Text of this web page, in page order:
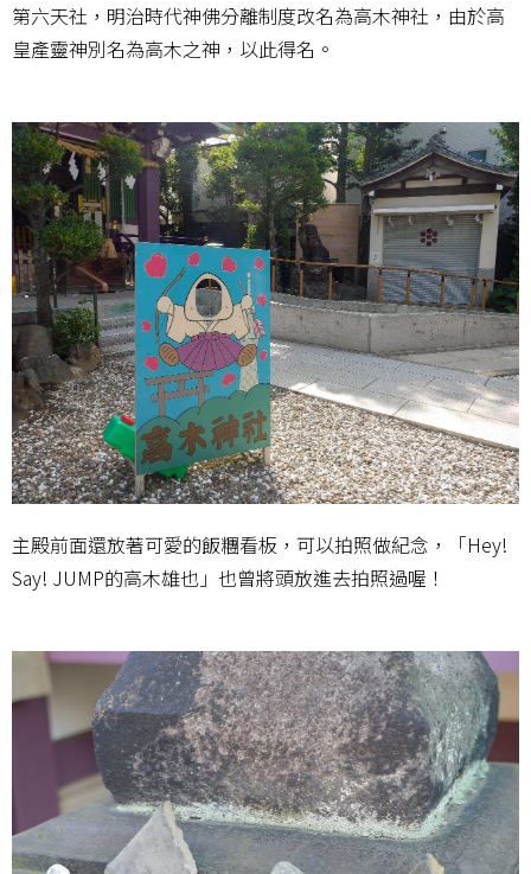
第六天社，明治時代神佛分離制度改名為高木神社，由於高
皇產靈神別名為高木之神，以此得名。
主殿前面還放著可愛的飯糰看板，可以拍照做紀念，「Hey!
Say! JUMP的高木雄也」也曾將頭放進去拍照過喔！